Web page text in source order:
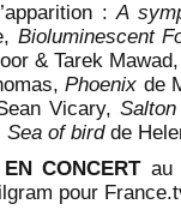
:A
Bioluminescent
& Tarek Mawad,
Phoenix de
Vicary,
Sea of birdde
CONCERTau
pour